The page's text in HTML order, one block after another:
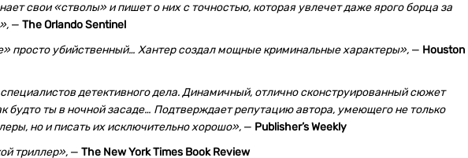
свои «стволы» и пишет о них с точностью, которая увлечет даже ярого борца за
— The Orlando Sentinel
просто убийственный… Хантер создал мощные криминальные характеры», — Houston
детективного дела. Динамичный, отлично сконструированный сюжет
будто ты в ночной засаде… Подтверждает репутацию автора, умеющего не только
но и писать их исключительно хорошо», — Publisher’s Weekly
триллер», — The New York Times Book Review